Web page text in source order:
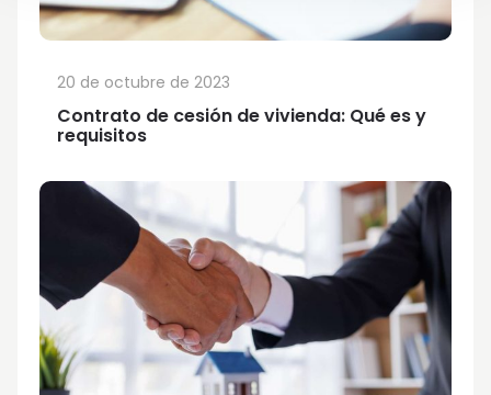
Contrato de cesión de vivienda: Qué es y
requisitos
20 de octubre de 2023